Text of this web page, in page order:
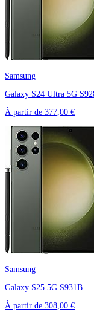
Samsung
Galaxy S24 Ultra 5G
À partir de 377,00 €
Samsung
Galaxy S25 5G S931B
À partir de 308,00 €